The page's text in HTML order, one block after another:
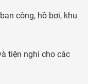
công, hồ bơi, khu
tiện nghi cho các